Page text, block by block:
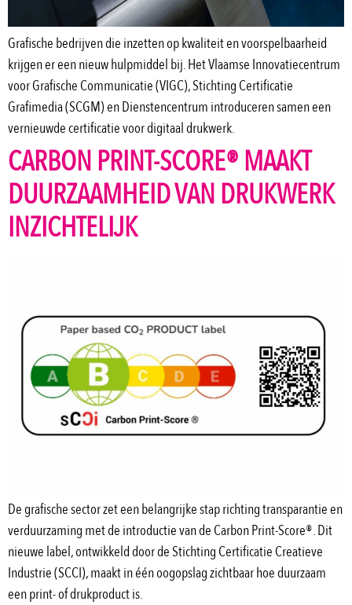
Grafische bedrijven die inzetten op kwaliteit en voorspelbaarheid
krijgen er een nieuw hulpmiddel bij. Het Vlaamse Innovatiecentrum
voor Grafische Communicatie (VIGC), Stichting Certificatie
Grafimedia (SCGM) en Dienstencentrum introduceren samen een
vernieuwde certificatie voor digitaal drukwerk.
CARBON PRINT-SCORE® MAAKT
DUURZAAMHEID VAN DRUKWERK
INZICHTELIJK
De grafische sector zet een belangrijke stap richting transparantie en
verduurzaming met de introductie van de Carbon Print-Score®. Dit
nieuwe label, ontwikkeld door de Stichting Certificatie Creatieve
Industrie (SCCI), maakt in één oogopslag zichtbaar hoe duurzaam
een print- of drukproduct is.